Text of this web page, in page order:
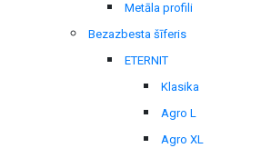
Metāla profili
Bezazbesta šīferis
ETERNIT
Klasika
Agro L
Agro XL